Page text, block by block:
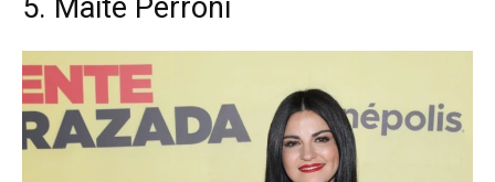
5. Maite Perroni